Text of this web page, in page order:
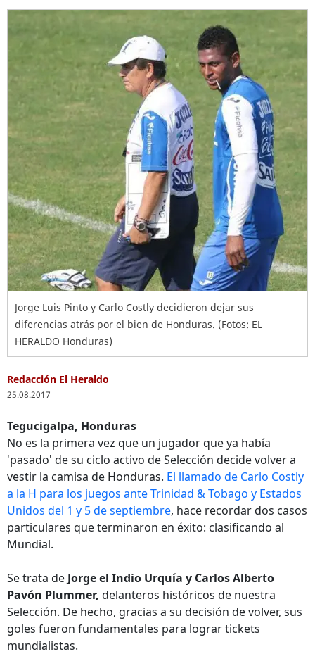
Jorge Luis Pinto y Carlo Costly decidieron dejar sus
diferencias atrás por el bien de Honduras. (Fotos: EL
HERALDO Honduras)
Redacción El Heraldo
25.08.2017
Tegucigalpa, Honduras
No es la primera vez que un jugador que ya había
'pasado' de su ciclo activo de Selección decide volver a
vestir la camisa de Honduras. El llamado de Carlo Costly
a la H para los juegos ante Trinidad & Tobago y Estados
Unidos del 1 y 5 de septiembre, hace recordar dos casos
particulares que terminaron en éxito: clasificando al
Mundial.
Se trata de Jorge el Indio Urquía y Carlos Alberto
Pavón Plummer, delanteros históricos de nuestra
Selección. De hecho, gracias a su decisión de volver, sus
goles fueron fundamentales para lograr tickets
mundialistas.